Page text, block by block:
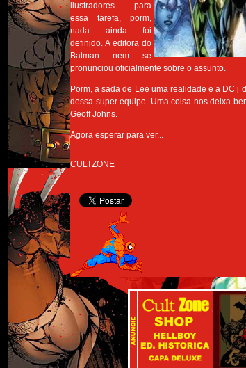
ilustradores para
essa tarefa, porm,
nada ainda foi
definido. A editora do
Batman nem se
pronunciou oficialmente sobre o assunto.
Porm, a sada de Lee uma realidade e a DC j
dessa super equipe. Uma coisa nos deixa
Geoff Johns.
Agora esperar para ver...
CULTZONE